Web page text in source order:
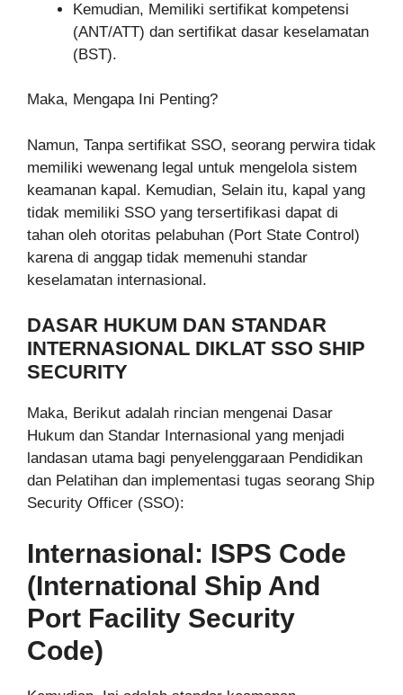
Kemudian, Memiliki sertifikat kompetensi
(ANT/ATT) dan sertifikat dasar keselamatan
(BST).
Maka, Mengapa Ini Penting?
Namun, Tanpa sertifikat SSO, seorang perwira tidak
memiliki wewenang legal untuk mengelola sistem
keamanan kapal. Kemudian, Selain itu, kapal yang
tidak memiliki SSO yang tersertifikasi dapat di
tahan oleh otoritas pelabuhan (Port State Control)
karena di anggap tidak memenuhi standar
keselamatan internasional.
DASAR HUKUM DAN STANDAR
INTERNASIONAL DIKLAT SSO SHIP
SECURITY
Maka, Berikut adalah rincian mengenai Dasar
Hukum dan Standar Internasional yang menjadi
landasan utama bagi penyelenggaraan Pendidikan
dan Pelatihan dan implementasi tugas seorang Ship
Security Officer (SSO):
Internasional: ISPS Code
(International Ship And
Port Facility Security
Code)